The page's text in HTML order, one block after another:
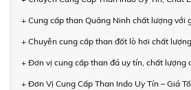
+ Cung cấp than Quảng Ninh chất lượng với
+ Chuyên cung cấp than đốt lò hơi chất
+ Đơn vị cung cấp than đá uy tín, chất lượng
+ Đơn Vị Cung Cấp Than Indo Uy Tín – Giá